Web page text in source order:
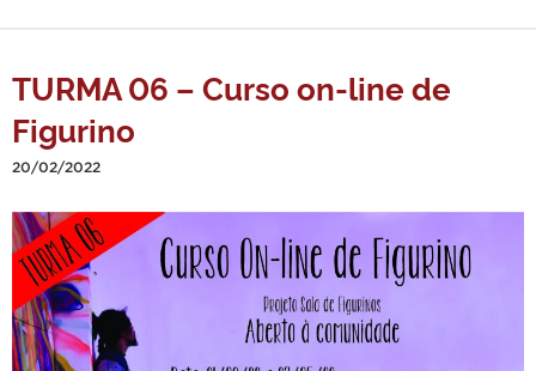
TURMA 06 – Curso on-line de
Figurino
20/02/2022